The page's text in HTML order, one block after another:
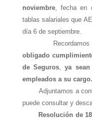
noviembre, fecha en
tablas salariales que
día 6 de septiembre.
Recordamos
obligado
de Seguros, ya
empleados a su cargo.
Adjuntamos a
puede consultar y
Resolución de